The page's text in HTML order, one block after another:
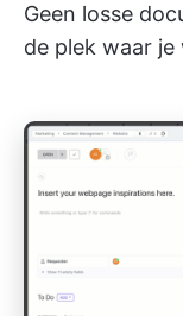
Geen losse
de plek waar